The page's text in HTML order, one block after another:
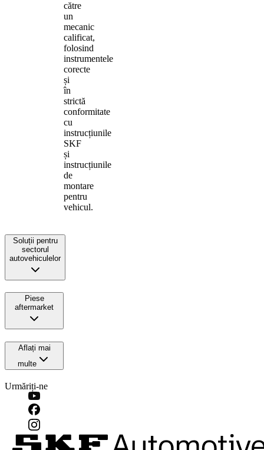
către
un
mecanic
calificat,
folosind
instrumentele
corecte
și
în
strictă
conformitate
cu
instrucțiunile
SKF
și
instrucțiunile
de
montare
pentru
vehicul.
Soluții pentru
sectorul
autovehiculelor
Piese
aftermarket
Aflați mai
multe
Urmăriți-ne